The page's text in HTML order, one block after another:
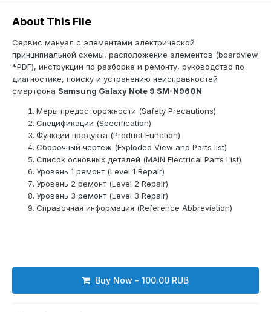
About This File
Сервис мануал c элементами электрической
принципиальной схемы, расположение элементов (boardview
*.PDF), инструкции по разборке и ремонту, руководство по
диагностике, поиску и устранению неисправностей
смартфона Samsung Galaxy Note 9 SM-N960N
Меры предосторожности (Safety Precautions)
Спецификации (Specification)
Функции продукта (Product Function)
Сборочный чертеж (Exploded View and Parts list)
Список основных деталей (MAIN Electrical Parts List)
Уровень 1 ремонт (Level 1 Repair)
Уровень 2 ремонт (Level 2 Repair)
Уровень 3 ремонт (Level 3 Repair)
Справочная информация (Reference Abbreviation)
Buy Now - 100.00 RUB